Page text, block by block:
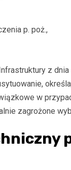
p. poż.,
z
w
zagrożone